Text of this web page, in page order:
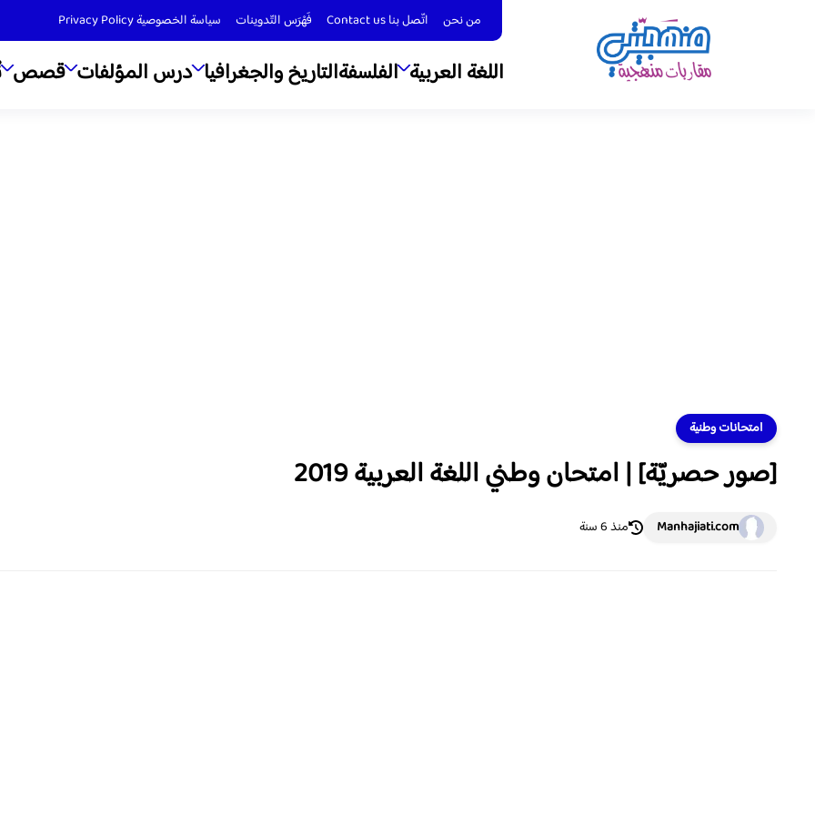
من نحن اتّصل بنا Contact us فَهْرَس التّدوينات سياسة الخصوصية Privacy Policy
اللغة العربية الفلسفةالتاريخ والجغرافيا درس المؤلفات قصص
امتحانات وطنية
[صور حصريّة] | امتحان وطني اللغة العربية 2019
Manhajiati.com منذ 6 سنة